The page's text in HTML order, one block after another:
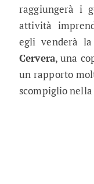
raggiungerà i
attività
egli venderà
Cervera, una
un rapporto
scompiglio